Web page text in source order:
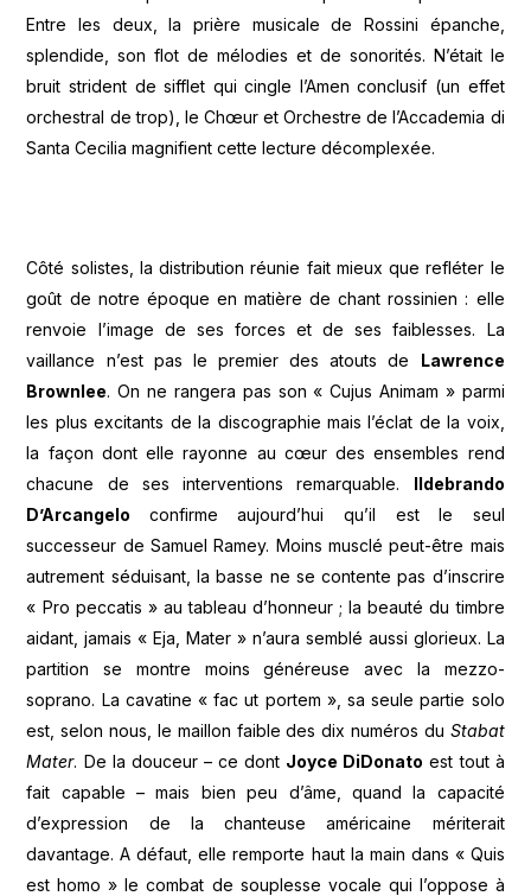
Entre les deux, la prière musicale de Rossini épanche,
splendide, son flot de mélodies et de sonorités. N’était le
bruit strident de sifflet qui cingle l’Amen conclusif (un effet
orchestral de trop), le Chœur et Orchestre de l’Accademia di
Santa Cecilia magnifient cette lecture décomplexée.
Côté solistes, la distribution réunie fait mieux que refléter le
goût de notre époque en matière de chant rossinien : elle
renvoie l’image de ses forces et de ses faiblesses. La
vaillance n’est pas le premier des atouts de Lawrence
Brownlee. On ne rangera pas son « Cujus Animam » parmi
les plus excitants de la discographie mais l’éclat de la voix,
la façon dont elle rayonne au cœur des ensembles rend
chacune de ses interventions remarquable. Ildebrando
D’Arcangelo confirme aujourd’hui qu’il est le seul
successeur de Samuel Ramey. Moins musclé peut-être mais
autrement séduisant, la basse ne se contente pas d’inscrire
« Pro peccatis » au tableau d’honneur ; la beauté du timbre
aidant, jamais « Eja, Mater » n’aura semblé aussi glorieux. La
partition se montre moins généreuse avec la mezzo-
soprano. La cavatine « fac ut portem », sa seule partie solo
est, selon nous, le maillon faible des dix numéros du Stabat
Mater. De la douceur – ce dont Joyce DiDonato est tout à
fait capable – mais bien peu d’âme, quand la capacité
d’expression de la chanteuse américaine mériterait
davantage. A défaut, elle remporte haut la main dans « Quis
est homo » le combat de souplesse vocale qui l’oppose à